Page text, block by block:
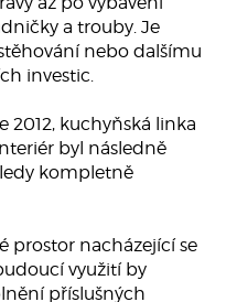
a trouby. Je
nebo dalšímu
investic.
2012, kuchyňská linka
byl následně
kompletně
prostor nacházející se
využití by
příslušných